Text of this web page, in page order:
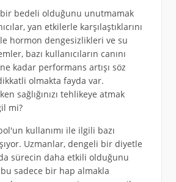
bedeli olduğunu unutmamak
yan etkilerle karşılaştıklarını
hormon dengesizlikleri ve su
bazı kullanıcıların canını
kadar performans artışı söz
olmakta fayda var.
sağlığınızı tehlikeye atmak
mi?
kullanımı ile ilgili bazı
Uzmanlar, dengeli bir diyetle
sürecin daha etkili olduğunu
sadece bir hap almakla